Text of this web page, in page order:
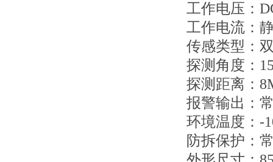
工作电压：
工作电流：
传感类型：
探测角度：
探测距离：
报警输出：
环境温度：-
防拆保护：